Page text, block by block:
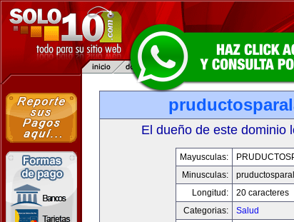
El dueño de este dominio
Mayusculas:
Minusculas:
Longitud:
20 caracteres
Categorias:
Salud